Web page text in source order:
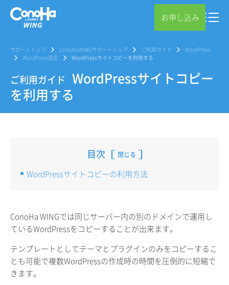
お申し込み
サポートトップ ConoHa WINGサポートトップ ご利用ガイド
WordPress
WordPress設定
WordPressサイトコピーを利用する
ご利用ガイド WordPressサイトコピー
を利用する
目次 閉じる
WordPressサイトコピーの利用方法
ConoHa WINGでは同じサーバー内の別のドメインで運用し
ているWordPressをコピーすることが出来ます。
テンプレートとしてテーマとプラグインのみをコピーするこ
とも可能で複数WordPressの作成時の時間を圧倒的に短縮で
きます。